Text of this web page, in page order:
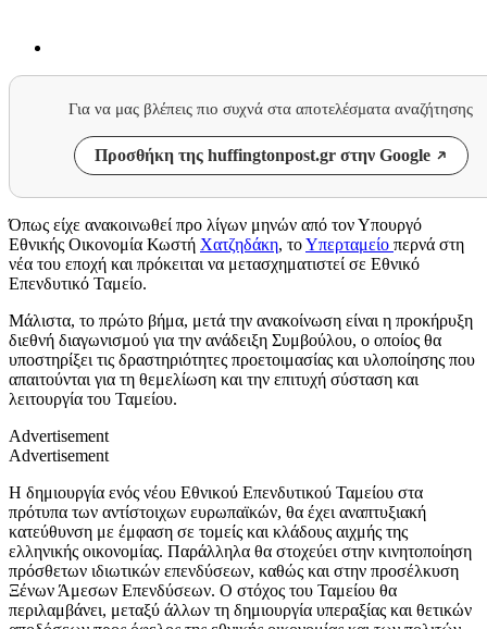
Για να μας βλέπεις πιο συχνά στα αποτελέσματα αναζήτησης
Προσθήκη της huffingtonpost.gr στην Google
Όπως είχε ανακοινωθεί προ λίγων μηνών από τον Υπουργό
Εθνικής Οικονομία Κωστή Χατζηδάκη, τοΥπερταμείο περνά στη
νέα του εποχή και πρόκειται να μετασχηματιστεί σε Εθνικό
Επενδυτικό Ταμείο.
Μάλιστα, το πρώτο βήμα, μετά την ανακοίνωση είναι η προκήρυξη
διεθνή διαγωνισμού για την ανάδειξη Συμβούλου, ο οποίος θα
υποστηρίξει τις δραστηριότητες προετοιμασίας και υλοποίησης που
απαιτούνται για τη θεμελίωση και την επιτυχή σύσταση και
λειτουργία του Ταμείου.
Advertisement
Advertisement
Η δημιουργία ενός νέου Εθνικού Επενδυτικού Ταμείου στα
πρότυπα των αντίστοιχων ευρωπαϊκών, θα έχει αναπτυξιακή
κατεύθυνση με έμφαση σε τομείς και κλάδους αιχμής της
ελληνικής οικονομίας. Παράλληλα θα στοχεύει στην κινητοποίηση
πρόσθετων ιδιωτικών επενδύσεων, καθώς και στην προσέλκυση
Ξένων Άμεσων Επενδύσεων. Ο στόχος του Ταμείου θα
περιλαμβάνει, μεταξύ άλλων τη δημιουργία υπεραξίας και θετικών